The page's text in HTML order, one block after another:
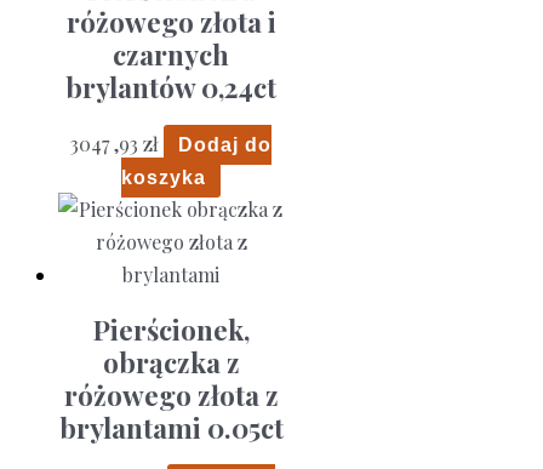
różowego złota i
czarnych
brylantów 0,24ct
3047 ,93 zł
Dodaj do
koszyka
Pierścionek,
obrączka z
różowego złota z
brylantami 0.05ct